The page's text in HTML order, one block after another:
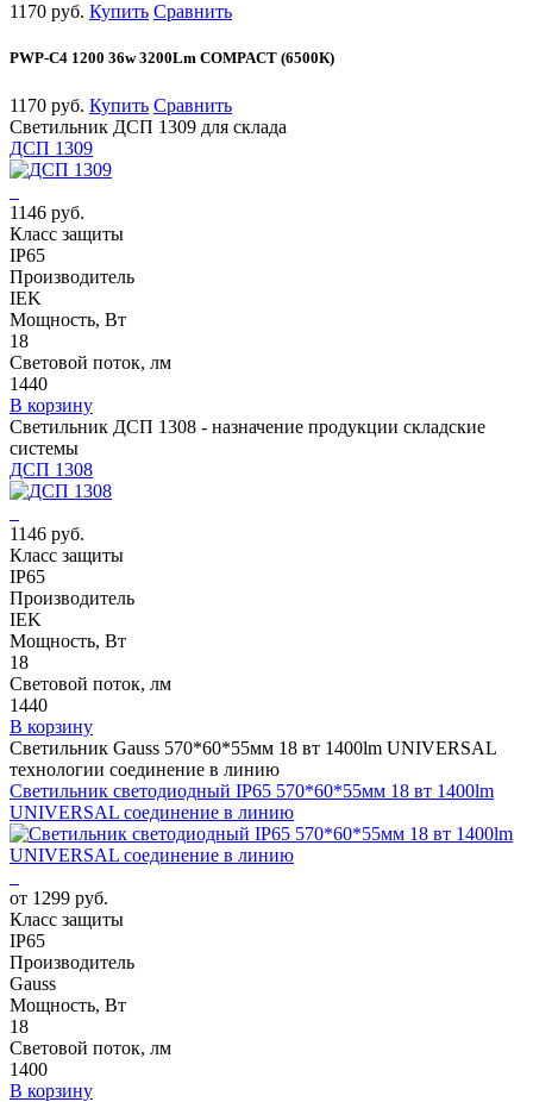
1170 руб. Купить Сравнить
PWP-С4 1200 36w 3200Lm COMPACT (6500К)
1170 руб. Купить Сравнить
Светильник ДСП 1309 для склада
ДСП 1309
1146 руб.
Класс защиты
IP65
Производитель
IEK
Мощность, Вт
18
Световой поток, лм
1440
В корзину
Светильник ДСП 1308 - назначение продукции складские
системы
ДСП 1308
1146 руб.
Класс защиты
IP65
Производитель
IEK
Мощность, Вт
18
Световой поток, лм
1440
В корзину
Светильник Gauss 570*60*55мм 18 вт 1400lm UNIVERSAL
технологии соединение в линию
Светильник светодиодный IP65 570*60*55мм 18 вт 1400lm
UNIVERSAL соединение в линию
от 1299 руб.
Класс защиты
IP65
Производитель
Gauss
Мощность, Вт
18
Световой поток, лм
1400
В корзину